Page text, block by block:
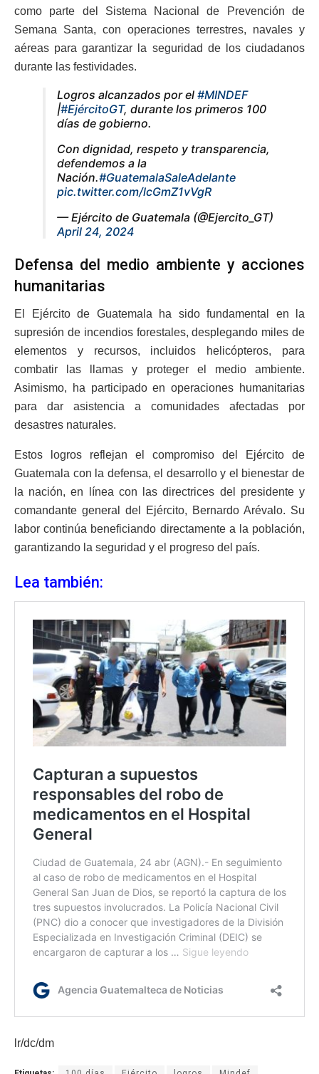
como parte del Sistema Nacional de Prevención de
Semana Santa, con operaciones terrestres, navales y
aéreas para garantizar la seguridad de los ciudadanos
durante las festividades.
Logros alcanzados por el #MINDEF
|#EjércitoGT, durante los primeros 100
días de gobierno.
Con dignidad, respeto y transparencia,
defendemos a la
Nación.#GuatemalaSaleAdelante
pic.twitter.com/lcGmZ1vVgR
— Ejército de Guatemala (@Ejercito_GT)
April 24, 2024
Defensa del medio ambiente y acciones
humanitarias
El Ejército de Guatemala ha sido fundamental en la
supresión de incendios forestales, desplegando miles de
elementos y recursos, incluidos helicópteros, para
combatir las llamas y proteger el medio ambiente.
Asimismo, ha participado en operaciones humanitarias
para dar asistencia a comunidades afectadas por
desastres naturales.
Estos logros reflejan el compromiso del Ejército de
Guatemala con la defensa, el desarrollo y el bienestar de
la nación, en línea con las directrices del presidente y
comandante general del Ejército, Bernardo Arévalo. Su
labor continúa beneficiando directamente a la población,
garantizando la seguridad y el progreso del país.
Lea también:
lr/dc/dm